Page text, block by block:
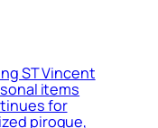
ST Vincent
items
for
pirogue,